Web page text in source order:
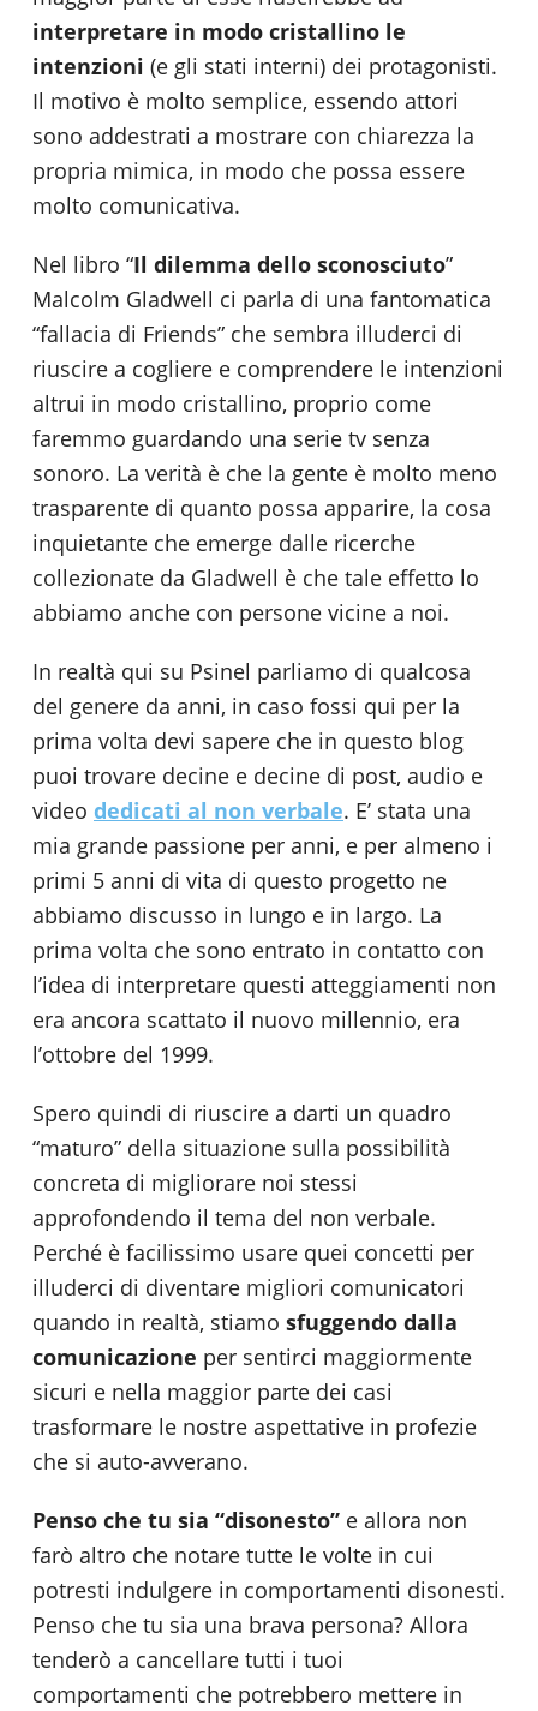
interpretare in modo cristallino le
intenzioni (e gli stati interni) dei protagonisti.
Il motivo è molto semplice, essendo attori
sono addestrati a mostrare con chiarezza la
propria mimica, in modo che possa essere
molto comunicativa.
Nel libro “Il dilemma dello sconosciuto”
Malcolm Gladwell ci parla di una fantomatica
“fallacia di Friends” che sembra illuderci di
riuscire a cogliere e comprendere le intenzioni
altrui in modo cristallino, proprio come
faremmo guardando una serie tv senza
sonoro. La verità è che la gente è molto meno
trasparente di quanto possa apparire, la cosa
inquietante che emerge dalle ricerche
collezionate da Gladwell è che tale effetto lo
abbiamo anche con persone vicine a noi.
In realtà qui su Psinel parliamo di qualcosa
del genere da anni, in caso fossi qui per la
prima volta devi sapere che in questo blog
puoi trovare decine e decine di post, audio e
video dedicati al non verbale. E’ stata una
mia grande passione per anni, e per almeno i
primi 5 anni di vita di questo progetto ne
abbiamo discusso in lungo e in largo. La
prima volta che sono entrato in contatto con
l’idea di interpretare questi atteggiamenti non
era ancora scattato il nuovo millennio, era
l’ottobre del 1999.
Spero quindi di riuscire a darti un quadro
“maturo” della situazione sulla possibilità
concreta di migliorare noi stessi
approfondendo il tema del non verbale.
Perché è facilissimo usare quei concetti per
illuderci di diventare migliori comunicatori
quando in realtà, stiamo sfuggendo dalla
comunicazione per sentirci maggiormente
sicuri e nella maggior parte dei casi
trasformare le nostre aspettative in profezie
che si auto-avverano.
Penso che tu sia “disonesto” e allora non
farò altro che notare tutte le volte in cui
potresti indulgere in comportamenti disonesti.
Penso che tu sia una brava persona? Allora
tenderò a cancellare tutti i tuoi
comportamenti che potrebbero mettere in